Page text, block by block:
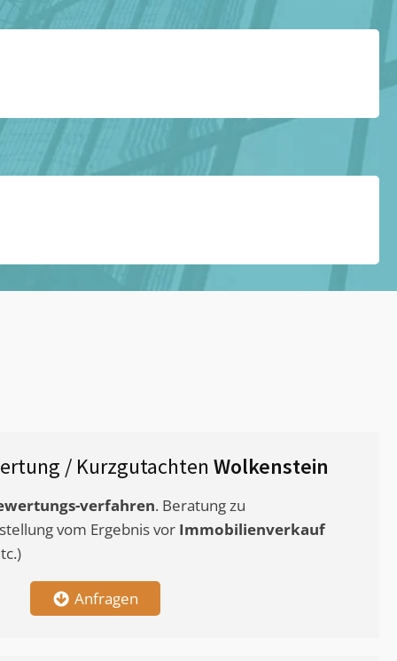
/ Kurzgutachten Wolkenstein
verfahren. Beratung zu
vom Ergebnis vor Immobilienverkauf
Anfragen